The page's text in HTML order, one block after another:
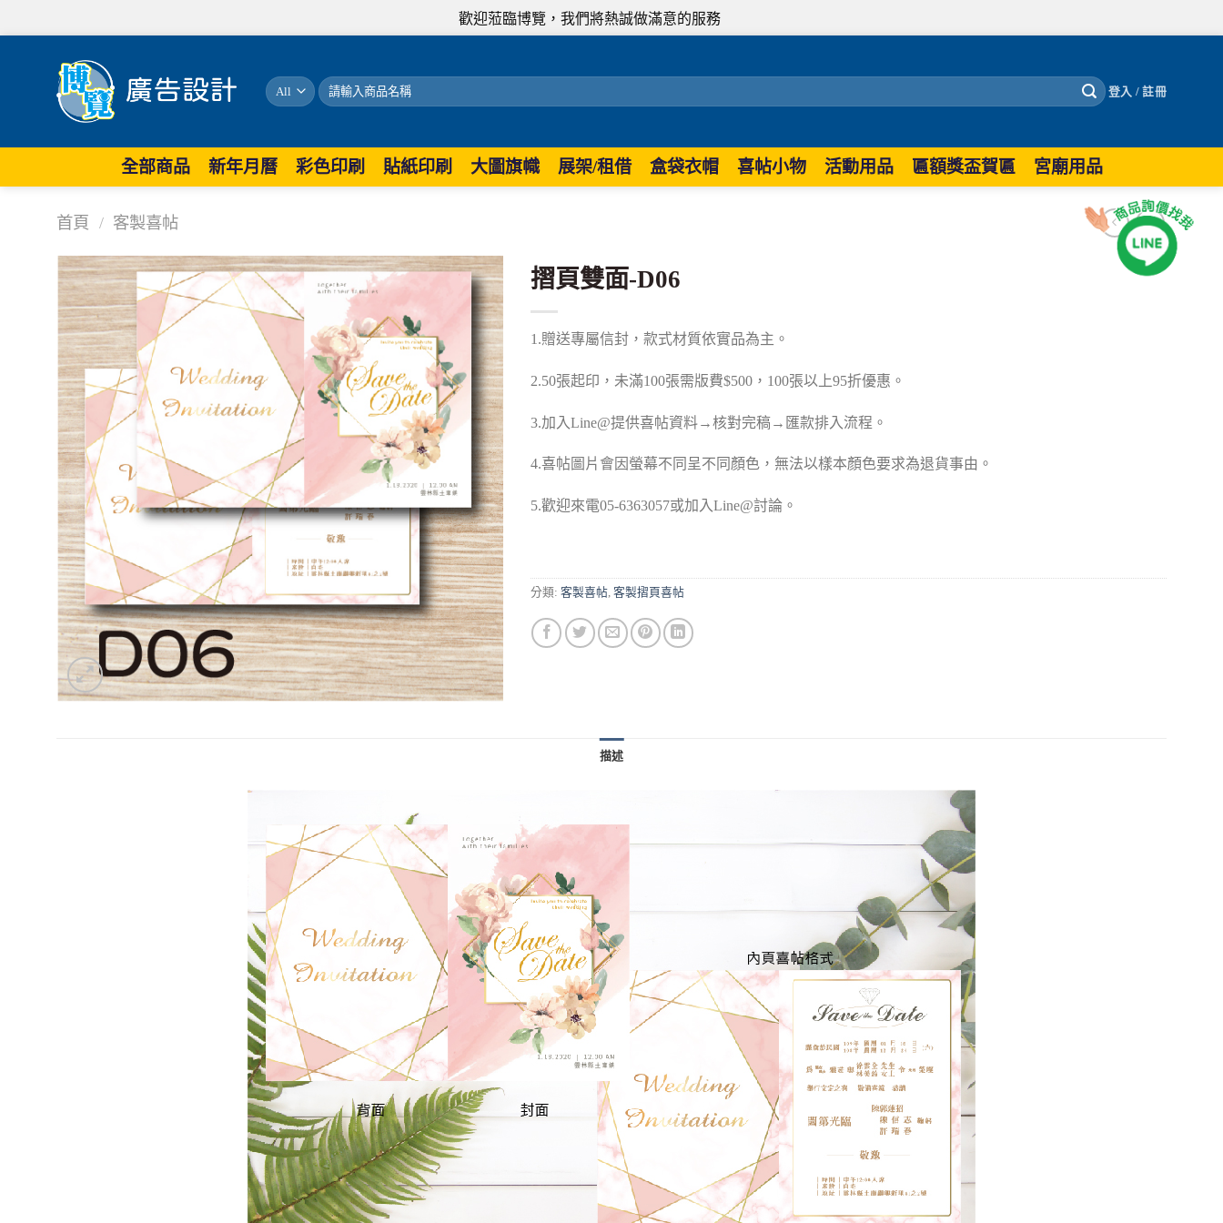
歡迎蒞臨博覽，我們將熱誠做滿意的服務
搜
尋
登入 / 註冊
全部商品 新年月曆 彩色印刷 貼紙印刷 大圖旗幟 展架/租借 盒袋衣帽 喜帖小物 活動用品 匾額獎盃賀匾 宮廟用品
首頁 / 客製喜帖
摺頁雙面-D06
1.贈送專屬信封，款式材質依實品為主。
2.50張起印，未滿100張需版費$500，100張以上95折優惠。
3.加入Line@提供喜帖資料→核對完稿→匯款排入流程。
4.喜帖圖片會因螢幕不同呈不同顏色，無法以樣本顏色要求為退貨事由。
5.歡迎來電05-6363057或加入Line@討論。
分類: 客製喜帖, 客製摺頁喜帖
描述